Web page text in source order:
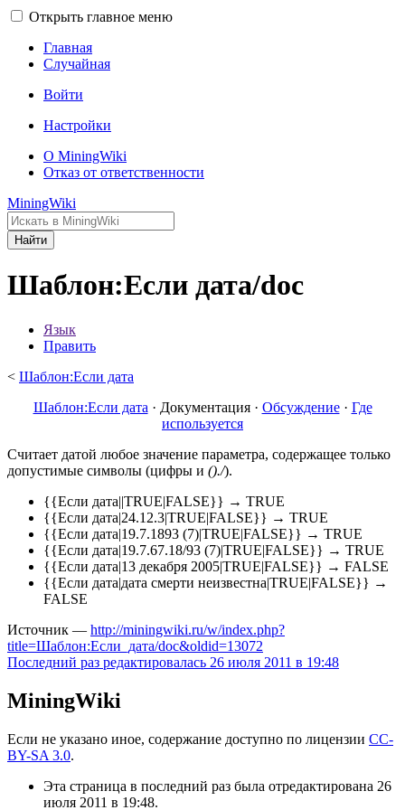
Открыть главное меню
Главная
Случайная
Войти
Настройки
О MiningWiki
Отказ от ответственности
MiningWiki
Найти
Шаблон:Если дата/doc
Язык
Править
< Шаблон:Если дата
Шаблон:Если дата · Документация· Обсуждение· Где
используется
Считает датой любое значение параметра, содержащее только
допустимые символы (цифры и ()./).
{{Если дата||TRUE|FALSE}} → TRUE
{{Если дата|24.12.3|TRUE|FALSE}} → TRUE
{{Если дата|19.7.1893 (7)|TRUE|FALSE}} → TRUE
{{Если дата|19.7.67.18/93 (7)|TRUE|FALSE}} → TRUE
{{Если дата|13 декабря 2005|TRUE|FALSE}} → FALSE
{{Если дата|дата смерти неизвестна|TRUE|FALSE}} →
FALSE
Источник — http://miningwiki.ru/w/index.php?
title=Шаблон:Если_дата/doc&oldid=13072
Последний раз редактировалась 26 июля 2011 в 19:48
MiningWiki
Если не указано иное, содержание доступно по лицензии CC-
BY-SA 3.0.
Эта страница в последний раз была отредактирована 26
июля 2011 в 19:48.